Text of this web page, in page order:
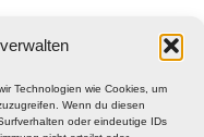
Technologien wie Cookies, um
Wenn du diesen
oder eindeutige IDs